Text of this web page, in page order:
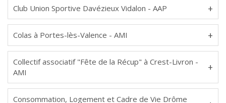
Club Union Sportive Davézieux Vidalon - AAP
Colas à Portes-lès-Valence - AMI
Collectif associatif "Fête de la Récup" à Crest-Livron -
AMI
Consommation, Logement et Cadre de Vie Drôme